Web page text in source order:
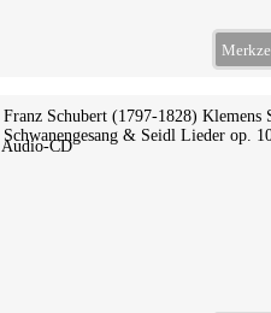
Franz Schubert (1797-1828) Klemens
Schwanengesang & Seidl Lieder op.
Audio-CD